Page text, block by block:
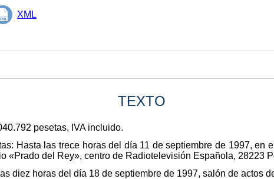
XML
TEXTO
pesetas, IVA incluido.
Hasta las trece horas del día 11 de septiembre de 1997, en
«Prado del Rey», centro de Radiotelevisión Española, 28223
diez horas del día 18 de septiembre de 1997, salón de actos